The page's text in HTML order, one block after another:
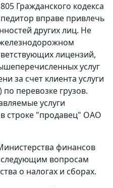
Гражданского кодекса
вправе привлечь
других лиц. Не
лицензий,
услуг
за счет клиента услуги
перевозке грузов.
услуги
строке "продавец" ОАО
финансов
вопросам
о налогах и сборах.